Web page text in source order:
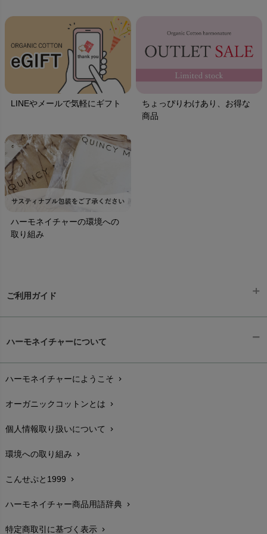
LINEやメールで気軽にギフト
ちょっぴりわけあり、お得な
商品
ハーモネイチャーの環境への
取り組み
ご利用ガイド
配送と送料chevron_right
在庫状況と発送予定chevron_right
サイズ・寸法chevron_right
生地・素材chevron_right
お手入れについて
レビューを書こうchevron_right
ハーモネイチャーについて
ハーモネイチャーにようこそ chevron_right
オーガニックコットンとは chevron_right
個人情報取り扱いについて chevron_right
環境への取り組み chevron_right
こんせぷと1999 chevron_right
ハーモネイチャー商品用語辞典 chevron_right
特定商取引に基づく表示 chevron_right